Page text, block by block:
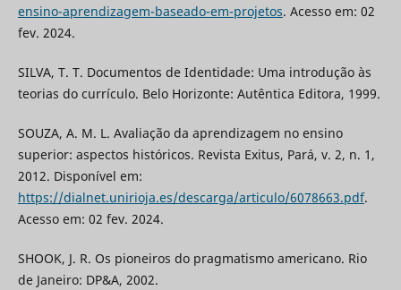
ensino-aprendizagem-baseado-em-projetos. Acesso em: 02
fev. 2024.
SILVA, T. T. Documentos de Identidade: Uma introdução às
teorias do currículo. Belo Horizonte: Autêntica Editora, 1999.
SOUZA, A. M. L. Avaliação da aprendizagem no ensino
superior: aspectos históricos. Revista Exitus, Pará, v. 2, n. 1,
2012. Disponível em:
https://dialnet.unirioja.es/descarga/articulo/6078663.pdf.
Acesso em: 02 fev. 2024.
SHOOK, J. R. Os pioneiros do pragmatismo americano. Rio
de Janeiro: DP&A, 2002.